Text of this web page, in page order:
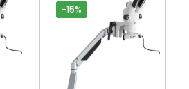
-15%